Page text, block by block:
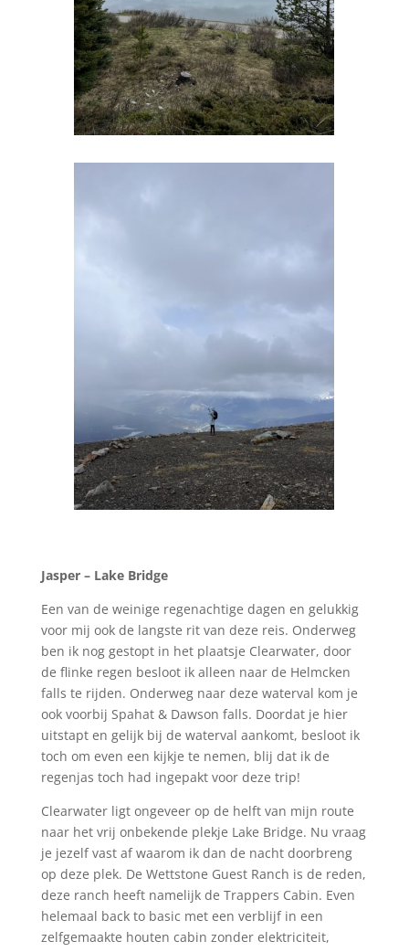
Jasper – Lake Bridge
Een van de weinige regenachtige dagen en gelukkig
voor mij ook de langste rit van deze reis. Onderweg
ben ik nog gestopt in het plaatsje Clearwater, door
de flinke regen besloot ik alleen naar de Helmcken
falls te rijden. Onderweg naar deze waterval kom je
ook voorbij Spahat & Dawson falls. Doordat je hier
uitstapt en gelijk bij de waterval aankomt, besloot ik
toch om even een kijkje te nemen, blij dat ik de
regenjas toch had ingepakt voor deze trip!
Clearwater ligt ongeveer op de helft van mijn route
naar het vrij onbekende plekje Lake Bridge. Nu vraag
je jezelf vast af waarom ik dan de nacht doorbreng
op deze plek. De Wettstone Guest Ranch is de reden,
deze ranch heeft namelijk de Trappers Cabin. Even
helemaal back to basic met een verblijf in een
zelfgemaakte houten cabin zonder elektriciteit,